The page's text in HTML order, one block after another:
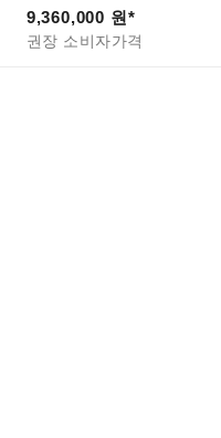
9,360,000 원*
권장 소비자가격